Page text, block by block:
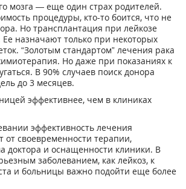
мозга — еще один страх родителей.
процедуры, кто-то боится, что не
Но трансплантация при лейкозе
Ее назначают только при некоторых
“Золотым стандартом” лечения рака
Но даже при показаниях к
В 90% случаев поиск донора
до 3 месяцев.
эффективнее, чем в клиниках
эффективность лечения
от своевременности терапии,
доктора и оснащенности клиники. В
заболеванием, как лейкоз, к
и больницы важно подойти еще более